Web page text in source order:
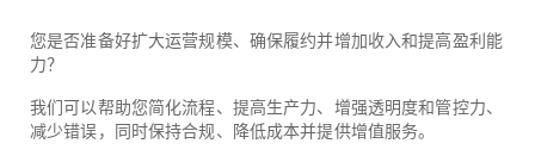
您是否准备好扩大运营规模、确保履约并增加收入和提高盈利能
力？
我们可以帮助您简化流程、提高生产力、增强透明度和管控力、
减少错误，同时保持合规、降低成本并提供增值服务。